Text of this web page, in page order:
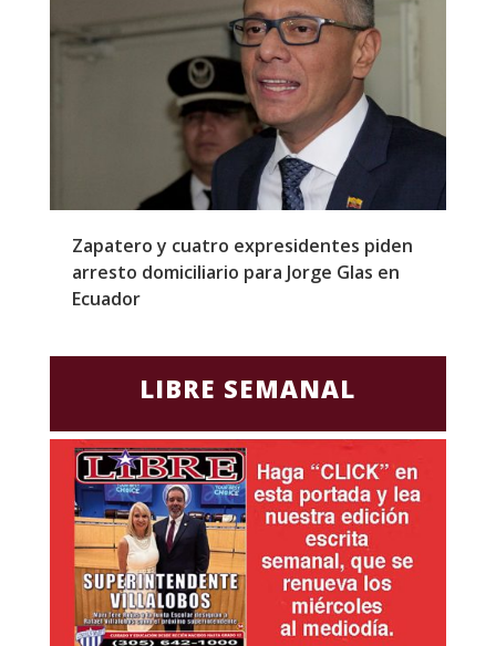
Zapatero y cuatro expresidentes piden
arresto domiciliario para Jorge Glas en
Ecuador
LIBRE SEMANAL